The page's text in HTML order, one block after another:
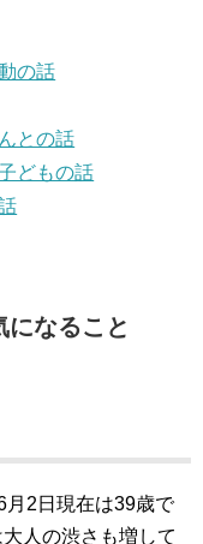
の話
との話
どもの話
になること
月2日現在は39歳で
人の渋さも増して